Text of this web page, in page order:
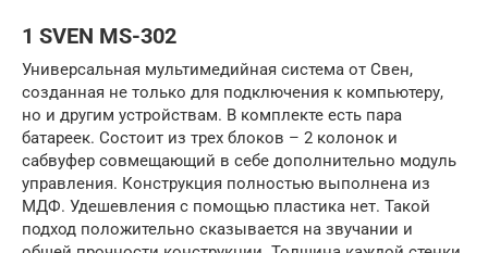
1 SVEN MS-302
Универсальная мультимедийная система от Свен,
созданная не только для подключения к компьютеру,
но и другим устройствам. В комплекте есть пара
батареек. Состоит из трех блоков – 2 колонок и
сабвуфер совмещающий в себе дополнительно модуль
управления. Конструкция полностью выполнена из
МДФ. Удешевления с помощью пластика нет. Такой
подход положительно сказывается на звучании и